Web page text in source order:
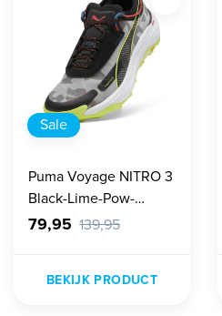
Sale
Puma Voyage NITRO 3
Black-Lime-Pow-
Active-Red Heren
79,95 139,95
BEKIJK PRODUCT